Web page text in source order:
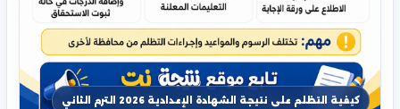
كيفية التظلم على نتيجة الشهادة الإعدادية 2026 الترم الثاني